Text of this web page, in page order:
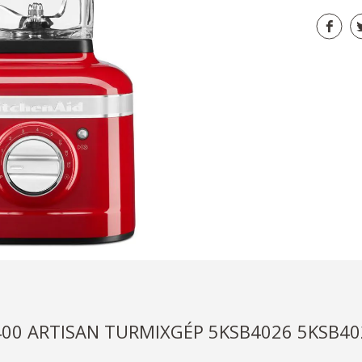
ARTISAN TURMIXGÉP 5KSB4026